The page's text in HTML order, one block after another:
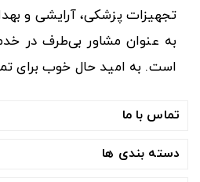
تجهیزات پزشکی، آرایشی و
به عنوان مشاور بی‌طرف در
است. به امید حال خوب برای
تماس با ما
دسته بندی ها